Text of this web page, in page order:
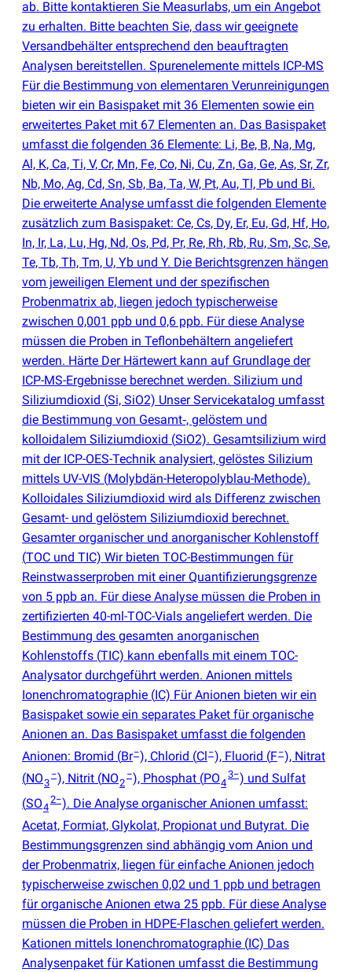
ab. Bitte kontaktieren Sie Measurlabs, um ein Angebot
zu erhalten. Bitte beachten Sie, dass wir geeignete
Versandbehälter entsprechend den beauftragten
Analysen bereitstellen. Spurenelemente mittels ICP-MS
Für die Bestimmung von elementaren Verunreinigungen
bieten wir ein Basispaket mit 36 Elementen sowie ein
erweitertes Paket mit 67 Elementen an. Das Basispaket
umfasst die folgenden 36 Elemente: Li, Be, B, Na, Mg,
Al, K, Ca, Ti, V, Cr, Mn, Fe, Co, Ni, Cu, Zn, Ga, Ge, As, Sr, Zr,
Nb, Mo, Ag, Cd, Sn, Sb, Ba, Ta, W, Pt, Au, Tl, Pb und Bi.
Die erweiterte Analyse umfasst die folgenden Elemente
zusätzlich zum Basispaket: Ce, Cs, Dy, Er, Eu, Gd, Hf, Ho,
In, Ir, La, Lu, Hg, Nd, Os, Pd, Pr, Re, Rh, Rb, Ru, Sm, Sc, Se,
Te, Tb, Th, Tm, U, Yb und Y. Die Berichtsgrenzen hängen
vom jeweiligen Element und der spezifischen
Probenmatrix ab, liegen jedoch typischerweise
zwischen 0,001 ppb und 0,6 ppb. Für diese Analyse
müssen die Proben in Teflonbehältern angeliefert
werden. Härte Der Härtewert kann auf Grundlage der
ICP-MS-Ergebnisse berechnet werden. Silizium und
Siliziumdioxid (Si, SiO2) Unser Servicekatalog umfasst
die Bestimmung von Gesamt‑, gelöstem und
kolloidalem Siliziumdioxid (SiO2). Gesamtsilizium wird
mit der ICP-OES-Technik analysiert, gelöstes Silizium
mittels UV-VIS (Molybdän-Heteropolyblau-Methode).
Kolloidales Siliziumdioxid wird als Differenz zwischen
Gesamt- und gelöstem Siliziumdioxid berechnet.
Gesamter organischer und anorganischer Kohlenstoff
(TOC und TIC) Wir bieten TOC-Bestimmungen für
Reinstwasserproben mit einer Quantifizierungsgrenze
von 5 ppb an. Für diese Analyse müssen die Proben in
zertifizierten 40-ml-TOC-Vials angeliefert werden. Die
Bestimmung des gesamten anorganischen
Kohlenstoffs (TIC) kann ebenfalls mit einem TOC-
Analysator durchgeführt werden. Anionen mittels
Ionenchromatographie (IC) Für Anionen bieten wir ein
Basispaket sowie ein separates Paket für organische
Anionen an. Das Basispaket umfasst die folgenden
Anionen: Bromid (Br−), Chlorid (Cl −), Fluorid (F−), Nitrat
(NO3
−), Nitrit (NO2
−), Phosphat (PO4
3−) und Sulfat
(SO4
2−). Die Analyse organischer Anionen umfasst:
Acetat, Formiat, Glykolat, Propionat und Butyrat. Die
Bestimmungsgrenzen sind abhängig vom Anion und
der Probenmatrix, liegen für einfache Anionen jedoch
typischerweise zwischen 0,02 und 1 ppb und betragen
für organische Anionen etwa 25 ppb. Für diese Analyse
müssen die Proben in HDPE-Flaschen geliefert werden.
Kationen mittels Ionenchromatographie (IC) Das
Analysenpaket für Kationen umfasst die Bestimmung